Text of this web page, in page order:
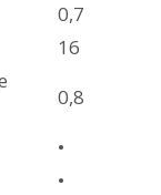
0,7
16
0,8
•
•